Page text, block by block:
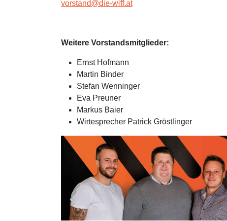
vorstand@die-wiff.at
Weitere Vorstandsmitglieder:
Ernst Hofmann
Martin Binder
Stefan Wenninger
Eva Preuner
Markus Baier
Wirtesprecher Patrick Gröstlinger